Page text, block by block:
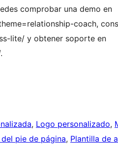
comprobar una demo en
coach,
lite/ y obtener soporte en
, Logo personalizado,
pie de página, Plantilla de